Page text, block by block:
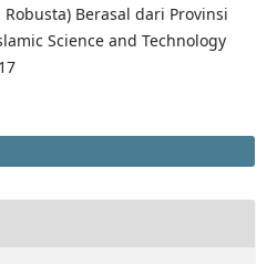
Berasal dari Provinsi
Science and Technology